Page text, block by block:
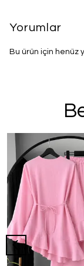
Yorumlar
Bu ürün için henüz